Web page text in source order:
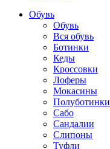
Обувь
Обувь
Вся обувь
Ботинки
Кеды
Кроссовки
Лоферы
Мокасины
Полуботинки
Сабо
Сандалии
Слипоны
Туфли